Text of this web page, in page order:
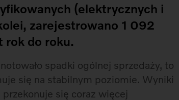
(elektrycznych i
zarejestrowano 1 092
rok do roku.
spadki ogólnej sprzedaży, to
się na stabilnym poziomie. Wyniki
się coraz więcej